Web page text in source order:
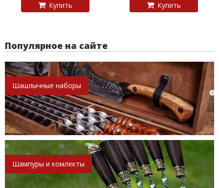
Купить Купить
Популярное на сайте
Шашлычные наборы
Шампуры и комлекты